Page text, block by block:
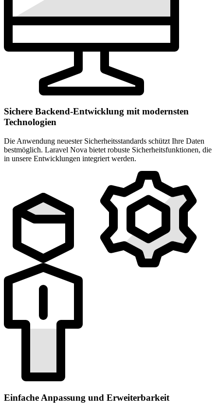
Sichere Backend-Entwicklung mit modernsten
Technologien
Die Anwendung neuester Sicherheitsstandards schützt Ihre Daten
bestmöglich. Laravel Nova bietet robuste Sicherheitsfunktionen, die
in unsere Entwicklungen integriert werden.
Einfache Anpassung und Erweiterbarkeit